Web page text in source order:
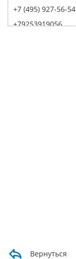
+7 (495) 927-56-54
+79253919056
Telegram
Вернуться